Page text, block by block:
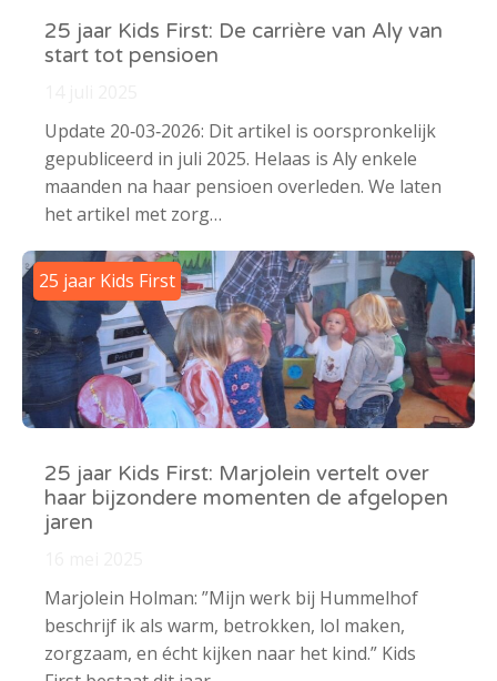
25 jaar Kids First: De carrière van Aly van
start tot pensioen
Update 20‑03‑2026: Dit artikel is oorspronkelijk
gepubliceerd in juli 2025. Helaas is Aly enkele
maanden na haar pensioen overleden. We laten
het artikel met zorg…
25 jaar Kids First
25 jaar Kids First: Marjolein vertelt over
haar bijzondere momenten de afgelopen
jaren
Marjolein Holman: ”Mijn werk bij Hummelhof
beschrijf ik als warm, betrokken, lol maken,
zorgzaam, en écht kijken naar het kind.” Kids